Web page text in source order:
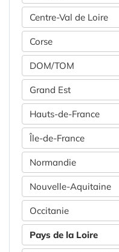
Centre-Val de Loire
Corse
DOM/TOM
Grand Est
Hauts-de-France
Île-de-France
Normandie
Nouvelle-Aquitaine
Occitanie
Pays de la Loire